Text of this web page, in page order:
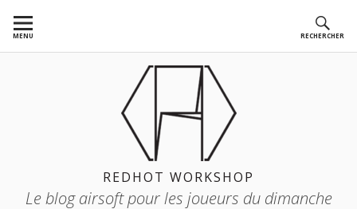
auMENU RECHERCHER
REDHOT WORKSHOP
Le blog airsoft pour les joueurs du dimanche